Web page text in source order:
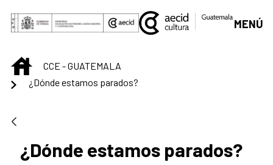
Saut au contenu principal
MENÚ
INICIOCCE - GUATEMALA
¿Dónde estamos parados?
¿Dónde estamos parados?